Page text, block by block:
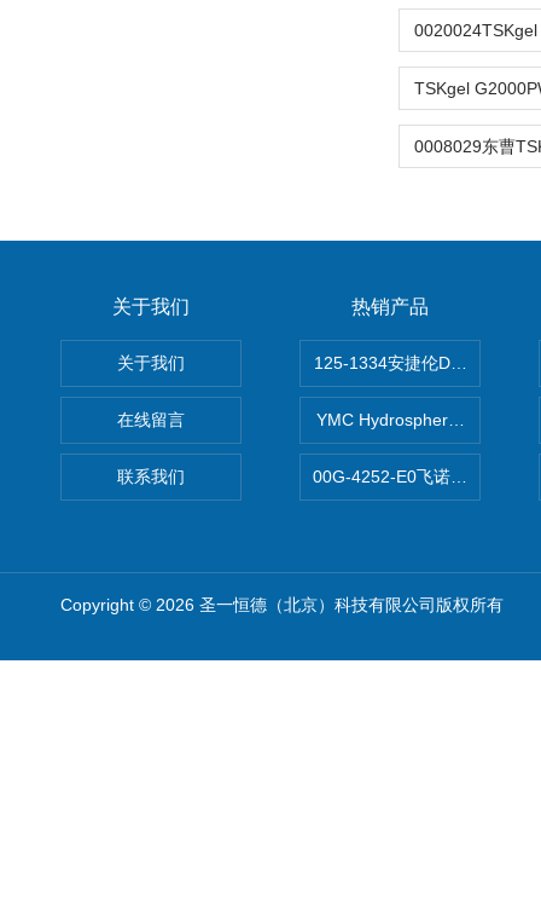
关于我们
关于我们
在线留言
联系我们
热销产品
125-1334安捷伦DB-624色谱
YMC Hydrosphere C18亲水
00G-4252-E0飞诺美Luna
Copyright © 2026 圣一恒德（北京）科技有限公司版权所有